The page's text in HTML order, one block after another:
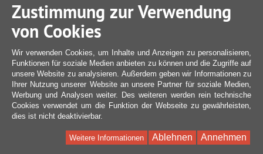
Zustimmung zur Verwendung
von Cookies
Wir verwenden Cookies, um Inhalte und Anzeigen zu personalisieren,
Funktionen für soziale Medien anbieten zu können und die Zugriffe auf
unsere Website zu analysieren. Außerdem geben wir Informationen zu
Ihrer Nutzung unserer Website an unsere Partner für soziale Medien,
Werbung und Analysen weiter. Des weiteren werden rein technische
Cookies verwendet um die Funktion der Webseite zu gewährleisten,
dies ist nicht deaktivierbar.
Annehmen
Ablehnen
Weitere Informationen